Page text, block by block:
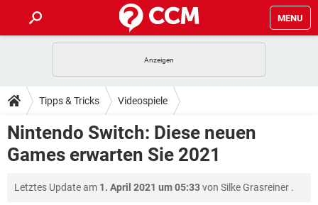
MENU
ANDROID IOS
WINDOWS 10 INSTAGRAM
WHATSAPP TIKTOK
TIPPS & TRICKS
SPIELE STREAMING
ANDROID IOS
WHATSAPP TIKTOK
DOWNLOADS
SPIELE STREAMING
FORUM
SPIELE STREAMING
Tipps & Tricks Videospiele
Nintendo Switch: Diese neuen
Games erwarten Sie 2021
Letztes Update am 1. April 2021 um 05:33von Silke Grasreiner .